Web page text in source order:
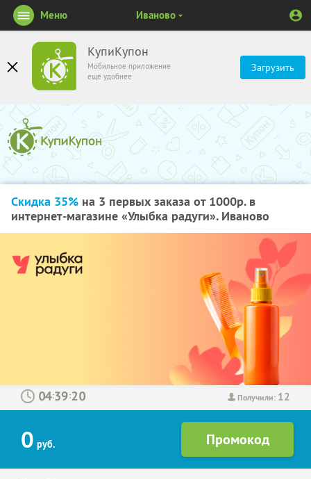
КупиКупон
Мобильное приложение
ещё удобнее
Загрузить
Меню Иваново
Скидка 35% на 3 первых заказа от 1000р. в
интернет-магазине «Улыбка радуги». Иваново
Получили: 12
: :
0 руб.